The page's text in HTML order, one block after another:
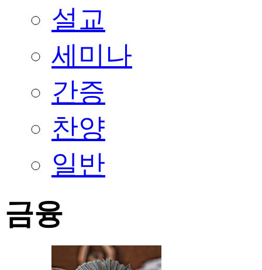
설교
세미나
간증
찬양
일반
금융